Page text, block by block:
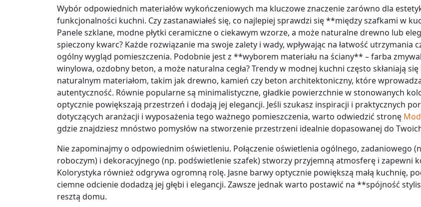
Wybór odpowiednich materiałów wykończeniowych ma kluczowe znaczenie zarówno dla
funkcjonalności kuchni. Czy zastanawiałeś się, co najlepiej sprawdzi się **między szafkami w
Panele szklane, modne płytki ceramiczne o ciekawym wzorze, a może naturalne drewno lub
spieczony kwarc? Każde rozwiązanie ma swoje zalety i wady, wpływając na łatwość utrzymania
ogólny wygląd pomieszczenia. Podobnie jest z **wyborem materiału na ściany** – farba
winylowa, ozdobny beton, a może naturalna cegła? Trendy w modnej kuchni często skłaniają się
naturalnym materiałom, takim jak drewno, kamień czy beton architektoniczny, które
autentyczność. Równie popularne są minimalistyczne, gładkie powierzchnie w stonowanych
optycznie powiększają przestrzeń i dodają jej elegancji. Jeśli szukasz inspiracji i praktycznych
dotyczących aranżacji i wyposażenia tego ważnego pomieszczenia, warto odwiedzić stronę
gdzie znajdziesz mnóstwo pomysłów na stworzenie przestrzeni idealnie dopasowanej do
Nie zapominajmy o odpowiednim oświetleniu. Połączenie oświetlenia ogólnego, zadaniowego
roboczym) i dekoracyjnego (np. podświetlenie szafek) stworzy przyjemną atmosferę i zapewni
Kolorystyka również odgrywa ogromną rolę. Jasne barwy optycznie powiększą małą kuchnię,
ciemne odcienie dodadzą jej głębi i elegancji. Zawsze jednak warto postawić na **spójność
resztą domu.